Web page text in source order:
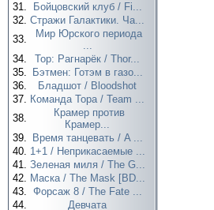
31.
Бойцовский клуб / Fi...
32. Стражи Галактики. Ча...
33.
Мир Юрского периода
...
34.
Тор: Рагнарёк / Thor...
35.
Бэтмен: Готэм в газо...
36.
Бладшот / Bloodshot
37. Команда Тора / Team ...
38.
Крамер против
Крамер...
39.
Время танцевать / A ...
40. 1+1 / Неприкасаемые ...
41. Зеленая миля / The G...
42. Маска / The Mask [BD...
43. Форсаж 8 / The Fate ...
44.
Девчата